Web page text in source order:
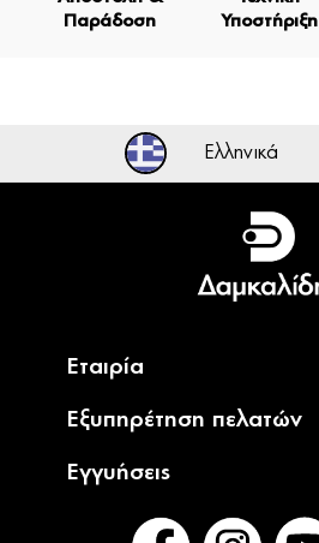
Παράδοση
Υποστήριξη
Ελληνικά
Ελληνικά
English
Εταιρία
Εξυπηρέτηση πελατών
Εγγυήσεις